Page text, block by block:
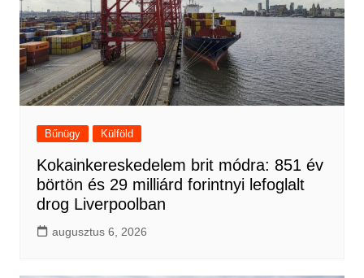
Bűnügy Külföld
Kokainkereskedelem brit módra: 851 év
börtön és 29 milliárd forintnyi lefoglalt
drog Liverpoolban
augusztus 6, 2026